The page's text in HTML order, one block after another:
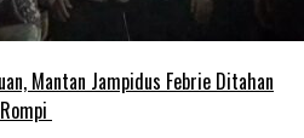
Mantan Jampidus Febrie Ditahan